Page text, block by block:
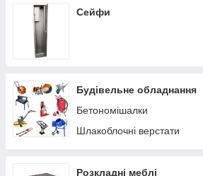
Сейфи
Будівельне обладнання
Бетономішалки
Шлакоблочні верстати
Розкладні меблі